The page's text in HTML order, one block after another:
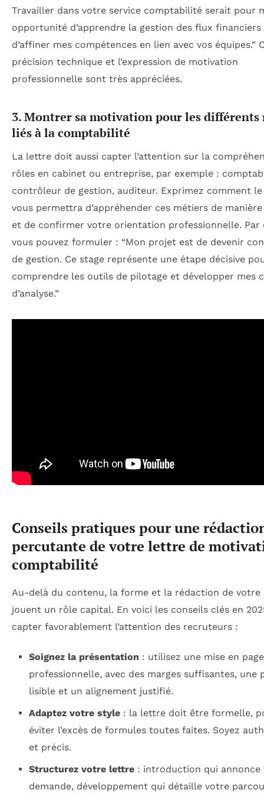
Travailler dans votre service comptabilité serait pour
opportunité d’apprendre la gestion des flux
d’affiner mes compétences en lien avec vos équipes.”
précision technique et l’expression de motivation
professionnelle sont très appréciées.
3. Montrer sa motivation pour les différents
liés à la comptabilité
La lettre doit aussi capter l’attention sur la
rôles en cabinet ou entreprise, par exemple :
contrôleur de gestion, auditeur. Exprimez comment le
vous permettra d’appréhender ces métiers de
et de confirmer votre orientation professionnelle. Par
vous pouvez formuler : “Mon projet est de devenir
de gestion. Ce stage représente une étape décisive
comprendre les outils de pilotage et développer mes
d’analyse.”
Conseils pratiques pour une
percutante de votre lettre de
comptabilité
Au-delà du contenu, la forme et la rédaction de
jouent un rôle capital. En voici les conseils clés en
capter favorablement l’attention des recruteurs :
Soignez la présentation : utilisez une mise en
professionnelle, avec des marges suffisantes, une
lisible et un alignement justifié.
Adaptez votre style: la lettre doit être formelle,
éviter l’excès de formules toutes faites. Soyez
et précis.
Structurez votre lettre: introduction qui annonce
demande, développement qui détaille votre